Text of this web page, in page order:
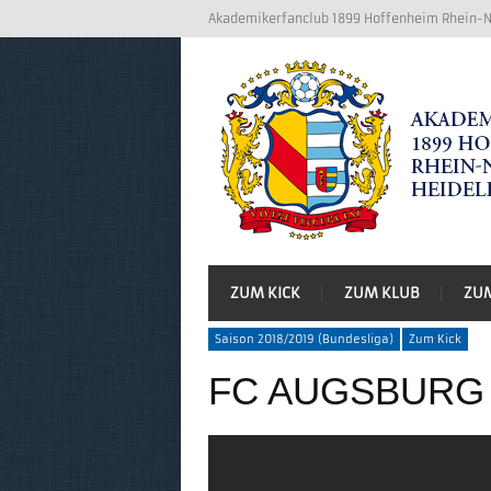
Akademikerfanclub 1899 Hoffenheim Rhein-
ZUM KICK ZUM KLUB
Saison 2018/2019 (Bundesliga) Zum Kick
FC